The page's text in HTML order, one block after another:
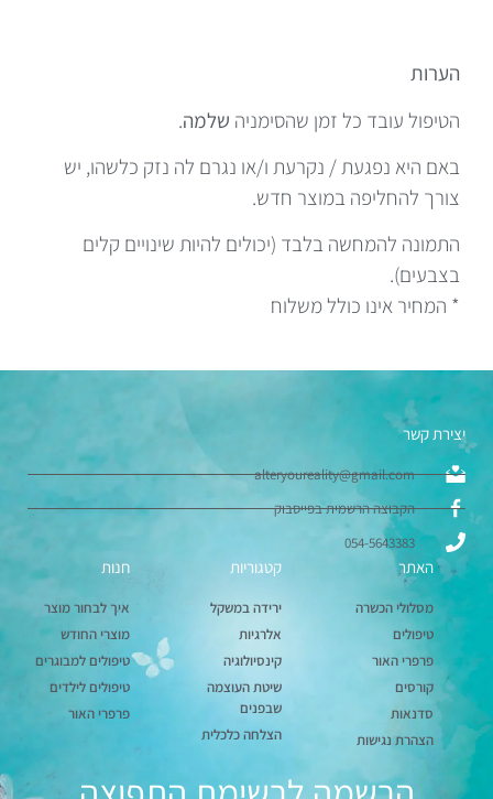
הערות
הטיפול עובד כל זמן שהסימניה שלמה.
באם היא נפגעת / נקרעת ו/או נגרם לה נזק כלשהו, יש
צורך להחליפה במוצר חדש.
התמונה להמחשה בלבד (יכולים להיות שינויים קלים
בצבעים).
* המחיר אינו כולל משלוח
יצירת קשר
alteryoureality@gmail.com
הקבוצה הרשמית בפייסבוק
054-5643383
האתר
מסלולי הכשרה
טיפולים
פרפרי האור
קורסים
סדנאות
הצהרת נגישות
קטגוריות
ירידה במשקל
אלרגיות
קינסיולוגיה
שיטת העוצמה
שבפנים
הצלחה כלכלית
חנות
איך לבחור מוצר
מוצרי החודש
טיפולים למבוגרים
טיפולים לילדים
פרפרי האור